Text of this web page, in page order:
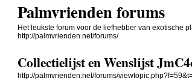
Palmvrienden forums
Het leukste forum voor de liefhebber van exotische
http://palmvrienden.net/forums/
Collectielijst en Wenslijst
http://palmvrienden.net/forums/